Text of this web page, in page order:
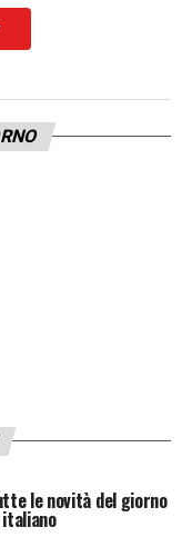
NATALE.
di andare
qual era la
Oggi
delle scuole
dico
in un
le novità del giorno